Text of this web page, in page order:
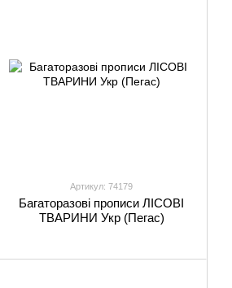
Артикул: 74179
Багаторазові прописи ЛІСОВІ
ТВАРИНИ Укр (Пегас)